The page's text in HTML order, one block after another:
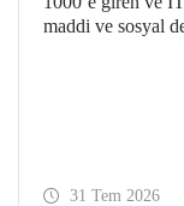
maddi ve sosyal
31 Tem 2026